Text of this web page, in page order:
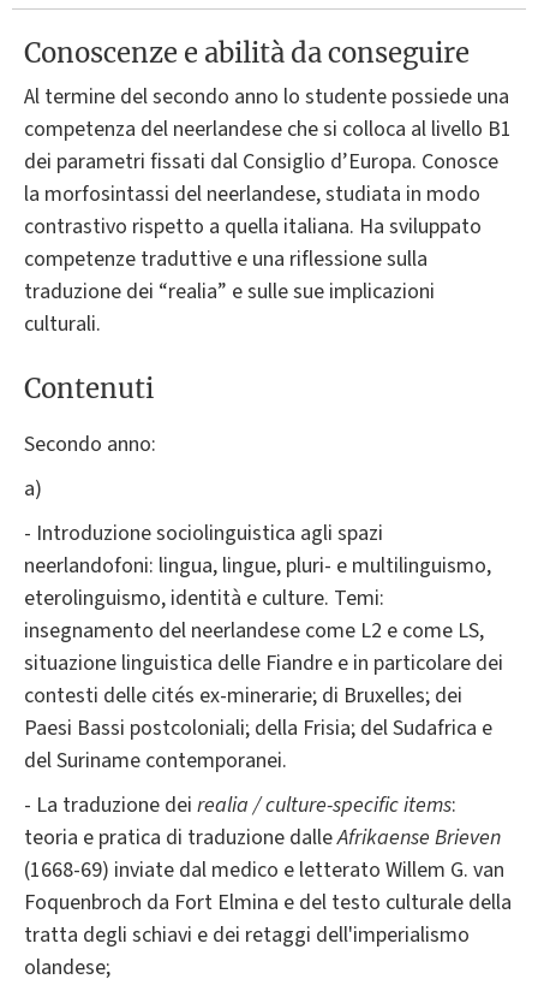
Conoscenze e abilità da conseguire
Al termine del secondo anno lo studente possiede una
competenza del neerlandese che si colloca al livello B1
dei parametri fissati dal Consiglio d’Europa. Conosce
la morfosintassi del neerlandese, studiata in modo
contrastivo rispetto a quella italiana. Ha sviluppato
competenze traduttive e una riflessione sulla
traduzione dei “realia” e sulle sue implicazioni
culturali.
Contenuti
Secondo anno:
a)
- Introduzione sociolinguistica agli spazi
neerlandofoni: lingua, lingue, pluri- e multilinguismo,
eterolinguismo, identità e culture. Temi:
insegnamento del neerlandese come L2 e come LS,
situazione linguistica delle Fiandre e in particolare dei
contesti delle cités ex-minerarie; di Bruxelles; dei
Paesi Bassi postcoloniali; della Frisia; del Sudafrica e
del Suriname contemporanei.
- La traduzione dei realia / culture-specific items:
teoria e pratica di traduzione dalleAfrikaense Brieven
(1668-69) inviate dal medico e letterato Willem G. van
Foquenbroch da Fort Elmina e del testo culturale della
tratta degli schiavi e dei retaggi dell'imperialismo
olandese;